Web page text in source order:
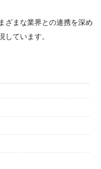
ざまな業界との連携を深め
しています。